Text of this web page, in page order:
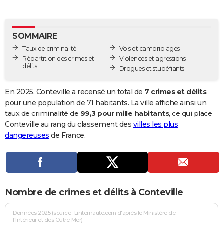
GUIDES D'ACHAT
BONS PLANS
Carte de Noël
Carte Bonne année
Carte Saint-Valentin
Carte Pâques
Carte d'anniversaire
DICTIONNAIRE
Dictionnaire
Biographies
Citations
Expressions
Proverbes
PROGRAMME TV
COPAINS D'AVANT
S'inscrire
Se connecter
Lycées
Collèges
Primaires
Universités
Entreprises
Service militaire
Avis de recherche
AVIS DE DÉCÈS
FORUM
Bricolage
Lifestyle
Culture
Sport
Auto
Television
Voyage
Cinema
SOMMAIRE
Taux de criminalité
Répartition des crimes et
délits
Vols et cambriolages
Violences et agressions
Drogues et stupéfiants
En 2025, Conteville a recensé un total de 7 crimes et délits
pour une population de 71 habitants. La ville affiche ainsi un
taux de criminalité de 99,3 pour mille habitants, ce qui place
Conteville au rang du classement des villes les plus
dangereuses de France.
Nombre de crimes et délits à Conteville
Données 2025 (source : Linternaute.com d'après le Ministère de
l'Intérieur et des Outre-Mer)